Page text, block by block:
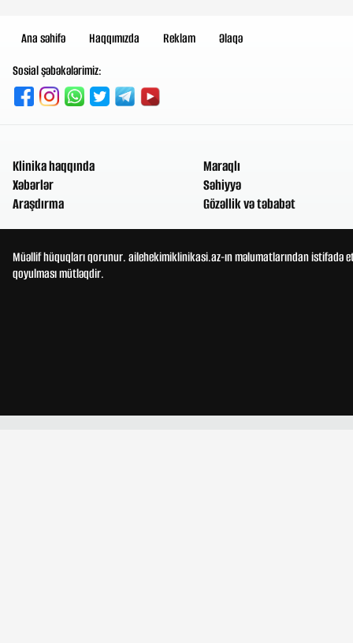
Ana səhifə Haqqımızda Reklam
Əlaqə
Sosial şəbəkələrimiz:
Klinika haqqında
Xəbərlər
Araşdırma
Maraqlı
Səhiyyə
Gözəllik və təbabət
Müəllif hüquqları qorunur. ailehekimiklinikasi.az-ın məlumatlarından
qoyulması mütləqdir.